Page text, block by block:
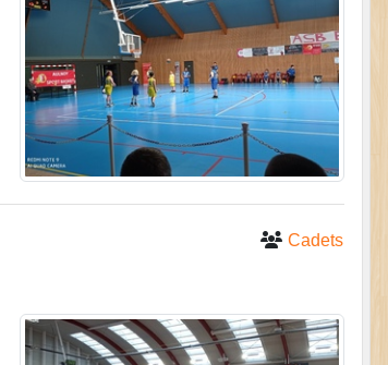
Cadets